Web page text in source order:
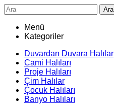
Ara
Menü
Kategoriler
Duvardan Duvara Halılar
Cami Halıları
Proje Halıları
Çim Halılar
Çocuk Halıları
Banyo Halıları